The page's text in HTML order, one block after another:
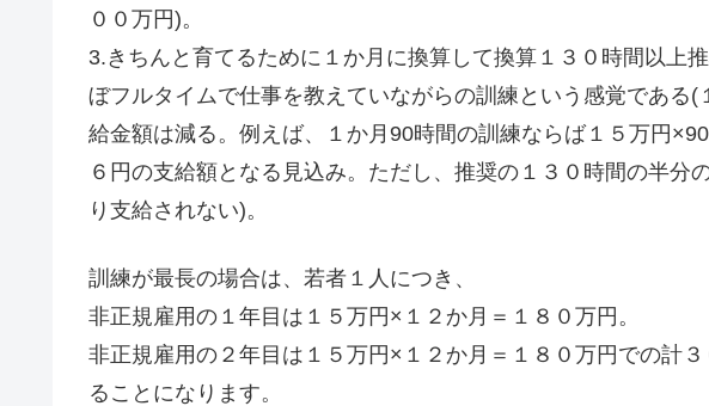
００万円)。
3.きちんと育てるために１か月に換算して換算１３０時間以上
ぼフルタイムで仕事を教えていながらの訓練という感覚である
給金額は減る。例えば、１か月90時間の訓練ならば１５万円
６円の支給額となる見込み。ただし、推奨の１３０時間の半分
り支給されない)。
訓練が最長の場合は、若者１人につき、
非正規雇用の１年目は１５万円×１２か月＝１８０万円。
非正規雇用の２年目は１５万円×１２か月＝１８０万円での計
ることになります。